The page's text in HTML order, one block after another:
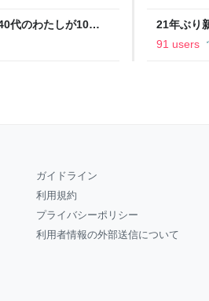
代のわたしが10年
21年ぶり
ついて作
91 users
ガイドライン
利用規約
プライバシーポリシー
利用者情報の外部送信について